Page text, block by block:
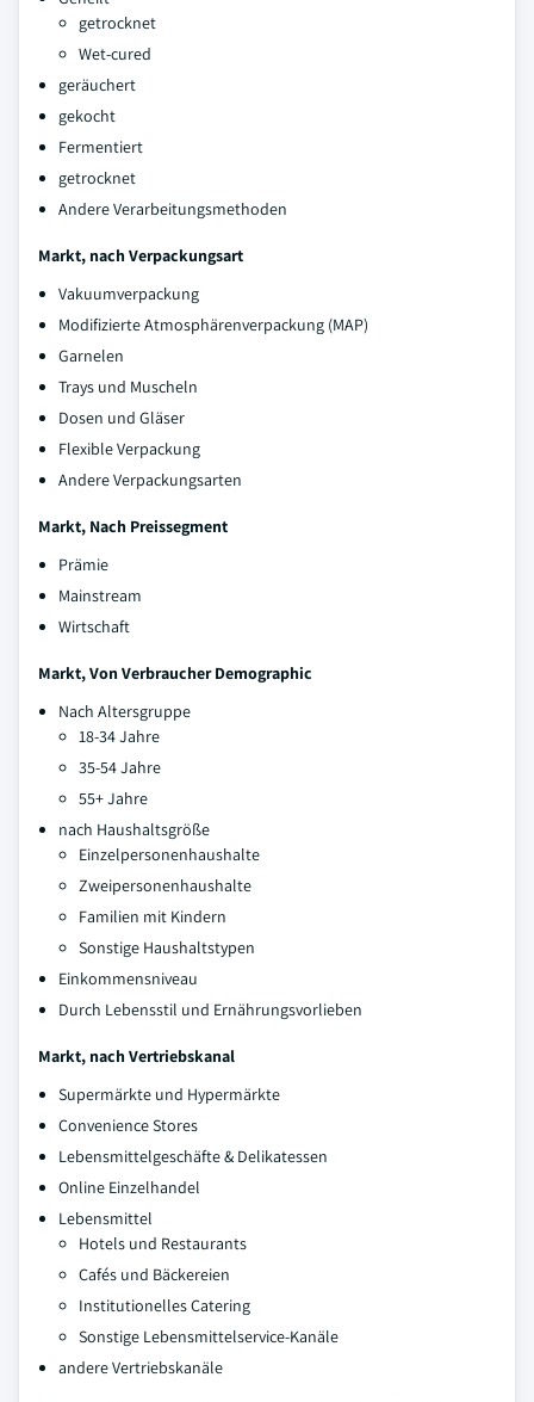
getrocknet
Wet-cured
geräuchert
gekocht
Fermentiert
getrocknet
Andere Verarbeitungsmethoden
Markt, nach Verpackungsart
Vakuumverpackung
Modifizierte Atmosphärenverpackung (MAP)
Garnelen
Trays und Muscheln
Dosen und Gläser
Flexible Verpackung
Andere Verpackungsarten
Markt, Nach Preissegment
Prämie
Mainstream
Wirtschaft
Markt, Von Verbraucher Demographic
Nach Altersgruppe
18-34 Jahre
35-54 Jahre
55+ Jahre
nach Haushaltsgröße
Einzelpersonenhaushalte
Zweipersonenhaushalte
Familien mit Kindern
Sonstige Haushaltstypen
Einkommensniveau
Durch Lebensstil und Ernährungsvorlieben
Markt, nach Vertriebskanal
Supermärkte und Hypermärkte
Convenience Stores
Lebensmittelgeschäfte & Delikatessen
Online Einzelhandel
Lebensmittel
Hotels und Restaurants
Cafés und Bäckereien
Institutionelles Catering
Sonstige Lebensmittelservice-Kanäle
andere Vertriebskanäle